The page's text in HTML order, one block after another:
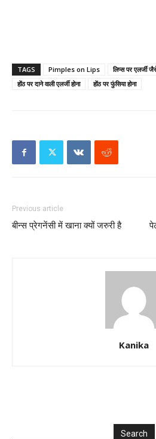
TAGS Pimples on Lips लिप्स पर एलर्जी
होंठ पर दाने वाली एलर्जी होना
होंठ पर फुंसिया होना
Previous article
बीन्स प्रेगनेंसी में खाना क्यों जरुरी है
Kanika
Search